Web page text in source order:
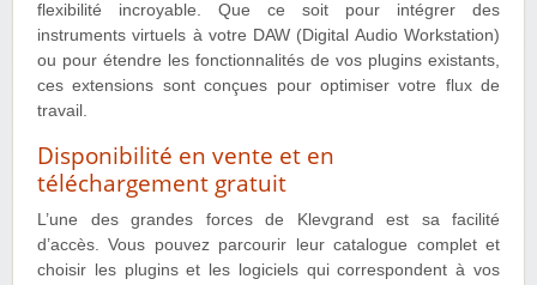
flexibilité incroyable. Que ce soit pour intégrer des
instruments virtuels à votre DAW (Digital Audio Workstation)
ou pour étendre les fonctionnalités de vos plugins existants,
ces extensions sont conçues pour optimiser votre flux de
travail.
Disponibilité en vente et en
téléchargement gratuit
L’une des grandes forces de Klevgrand est sa facilité
d’accès. Vous pouvez parcourir leur catalogue complet et
choisir les plugins et les logiciels qui correspondent à vos